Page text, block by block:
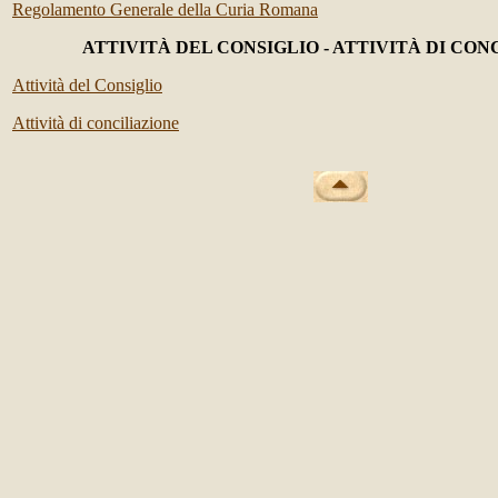
Regolamento Generale della Curia Romana
ATTIVITÀ DEL CONSIGLIO - ATTIVITÀ DI
Attività del Consiglio
Attività di conciliazione